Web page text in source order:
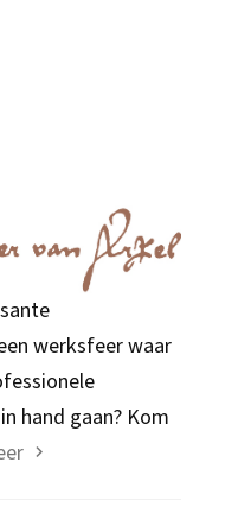
werksfeer waar
hand gaan? Kom